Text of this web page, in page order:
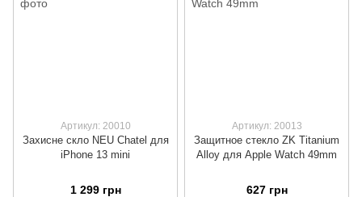
Артикул: 20010
Захисне скло NEU Chatel для
iPhone 13 mini
1 299 грн
Артикул: 20013
Защитное стекло ZK Titanium
Alloy для Apple Watch 49mm
627 грн